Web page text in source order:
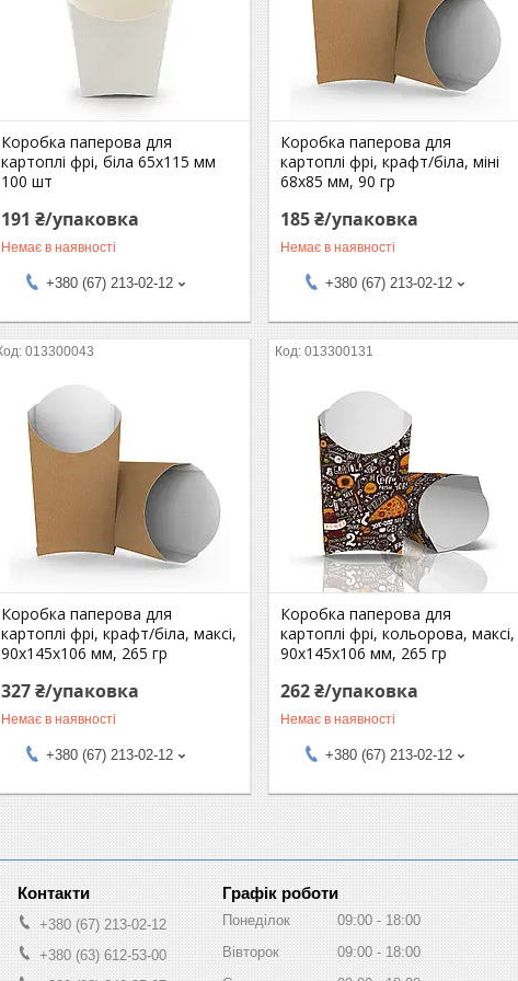
Коробка паперова для
картоплі фрі, біла 65х115 мм
100 шт
191 ₴/упаковка
Немає в наявності
+380 (67) 213-02-12
Коробка паперова для
картоплі фрі, крафт/біла, міні
68х85 мм, 90 гр
185 ₴/упаковка
Немає в наявності
+380 (67) 213-02-12
013300043
Коробка паперова для
картоплі фрі, крафт/біла, максі,
90х145х106 мм, 265 гр
327 ₴/упаковка
Немає в наявності
+380 (67) 213-02-12
013300131
Коробка паперова для
картоплі фрі, кольорова, максі,
90х145х106 мм, 265 гр
262 ₴/упаковка
Немає в наявності
+380 (67) 213-02-12
+380 (67) 213-02-12
+380 (63) 612-53-00
Графік роботи
Понеділок 09:00
18:00
Вівторок
09:00
18:00